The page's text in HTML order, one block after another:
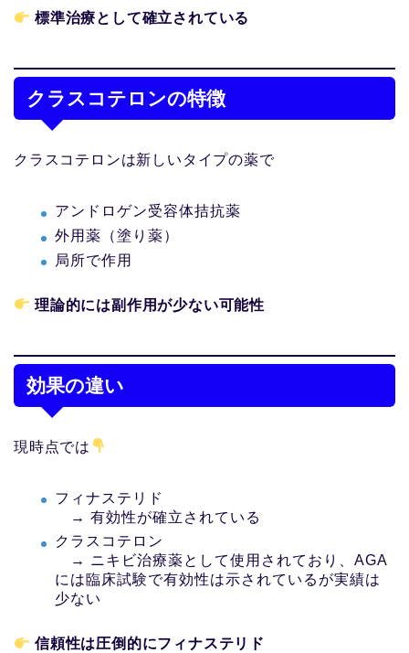
標準治療として確立されている
クラスコテロンの特徴
クラスコテロンは新しいタイプの薬で
アンドロゲン受容体拮抗薬
外用薬（塗り薬）
局所で作用
理論的には副作用が少ない可能性
効果の違い
現時点では
フィナステリド
→ 有効性が確立されている
クラスコテロン
→ ニキビ治療薬として使用されており、AGA
には臨床試験で有効性は示されているが実績は
少ない
信頼性は圧倒的にフィナステリド